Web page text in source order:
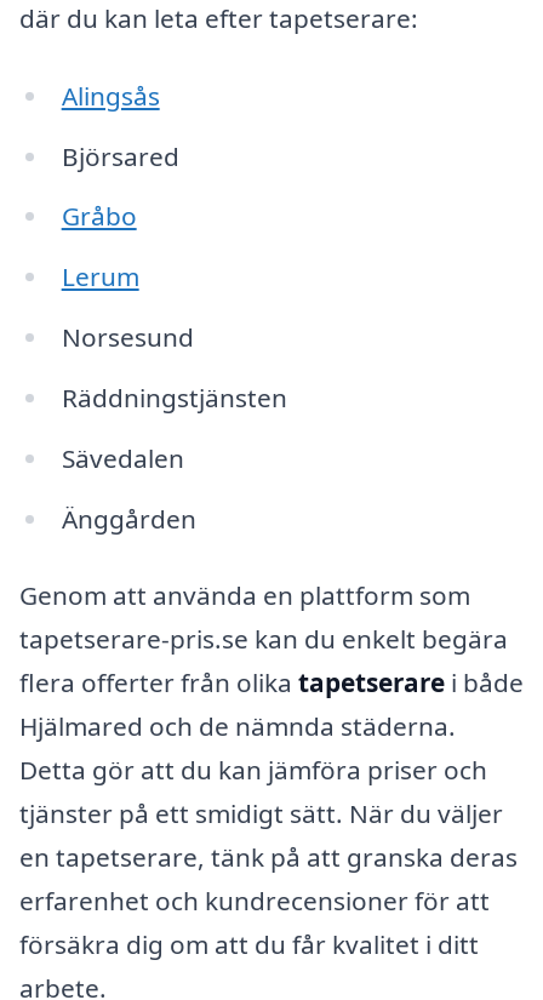
där du kan leta efter tapetserare:
Alingsås
Björsared
Gråbo
Lerum
Norsesund
Räddningstjänsten
Sävedalen
Änggården
Genom att använda en plattform som
tapetserare-pris.se kan du enkelt begära
flera offerter från olika tapetserare i både
Hjälmared och de nämnda städerna.
Detta gör att du kan jämföra priser och
tjänster på ett smidigt sätt. När du väljer
en tapetserare, tänk på att granska deras
erfarenhet och kundrecensioner för att
försäkra dig om att du får kvalitet i ditt
arbete.